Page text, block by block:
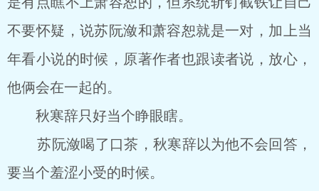
不要怀疑，说苏阮潋和萧容恕就是一对，加上当
年看小说的时候，原著作者也跟读者说，放心，
他俩会在一起的。
秋寒辞只好当个睁眼瞎。
苏阮潋喝了口茶，秋寒辞以为他不会回答，
要当个羞涩小受的时候。